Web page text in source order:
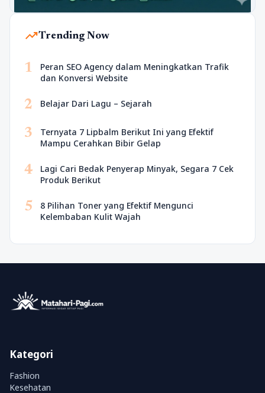
trending_upTrending Now
1
Peran SEO Agency dalam Meningkatkan Trafik
dan Konversi Website
2 Belajar Dari Lagu – Sejarah
3
Ternyata 7 Lipbalm Berikut Ini yang Efektif
Mampu Cerahkan Bibir Gelap
4
Lagi Cari Bedak Penyerap Minyak, Segara 7 Cek
Produk Berikut
5
8 Pilihan Toner yang Efektif Mengunci
Kelembaban Kulit Wajah
Kategori
Fashion
Kesehatan